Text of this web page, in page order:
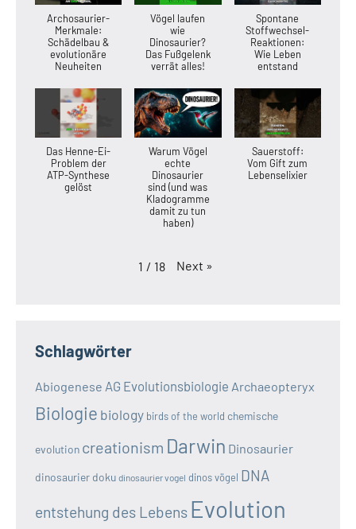
Archosaurier-
Merkmale:
Schädelbau &
evolutionäre
Neuheiten
Vögel laufen
wie
Dinosaurier?
Das Fußgelenk
verrät alles!
Spontane
Stoffwechsel-
Reaktionen:
Wie Leben
entstand
Das Henne-Ei-
Problem der
ATP-Synthese
gelöst
Warum Vögel
echte
Dinosaurier
sind (und was
Kladogramme
damit zu tun
haben)
Sauerstoff:
Vom Gift zum
Lebenselixier
1 / 18 Next »
Schlagwörter
Abiogenese AG Evolutionsbiologie Archaeopteryx
Biologie biology birds of the world chemische
evolution creationism Darwin Dinosaurier
dinosaurier doku dinosaurier vogel dinos vögel DNA
entstehung des Lebens Evolution